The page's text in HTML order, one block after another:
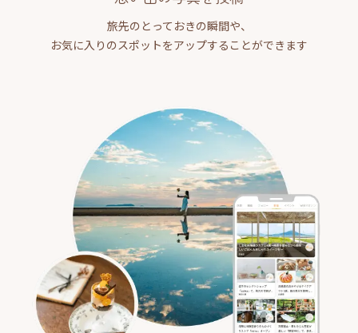
旅先のとっておきの瞬間や、
お気に入りのスポットをアップすることができます